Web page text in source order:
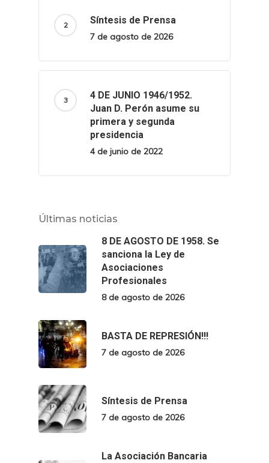
Síntesis de Prensa
7 de agosto de 2026
4 DE JUNIO 1946/1952.
Juan D. Perón asume su
primera y segunda
presidencia
4 de junio de 2022
Últimas noticias
8 DE AGOSTO DE 1958. Se
sanciona la Ley de
Asociaciones
Profesionales
8 de agosto de 2026
BASTA DE REPRESIÓN!!!
7 de agosto de 2026
Síntesis de Prensa
7 de agosto de 2026
La Asociación Bancaria